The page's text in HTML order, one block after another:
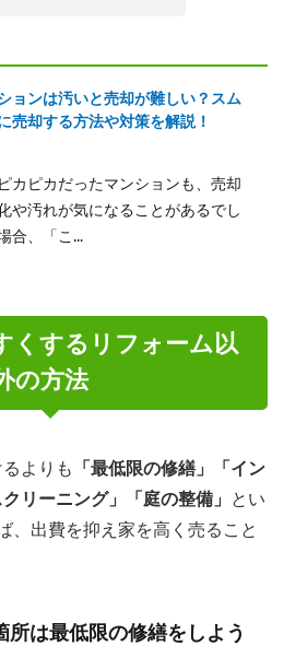
ョンは汚いと売却が難しい？スム
売却する方法や対策を解説！
カピカだったマンションも、売却
や汚れが気になることがあるでし
合、「こ...
くするリフォーム以
の方法
よりも
「最低限の修繕」「イン
リーニング」「庭の整備」
とい
、出費を抑え家を高く売ること
は最低限の修繕をしよう